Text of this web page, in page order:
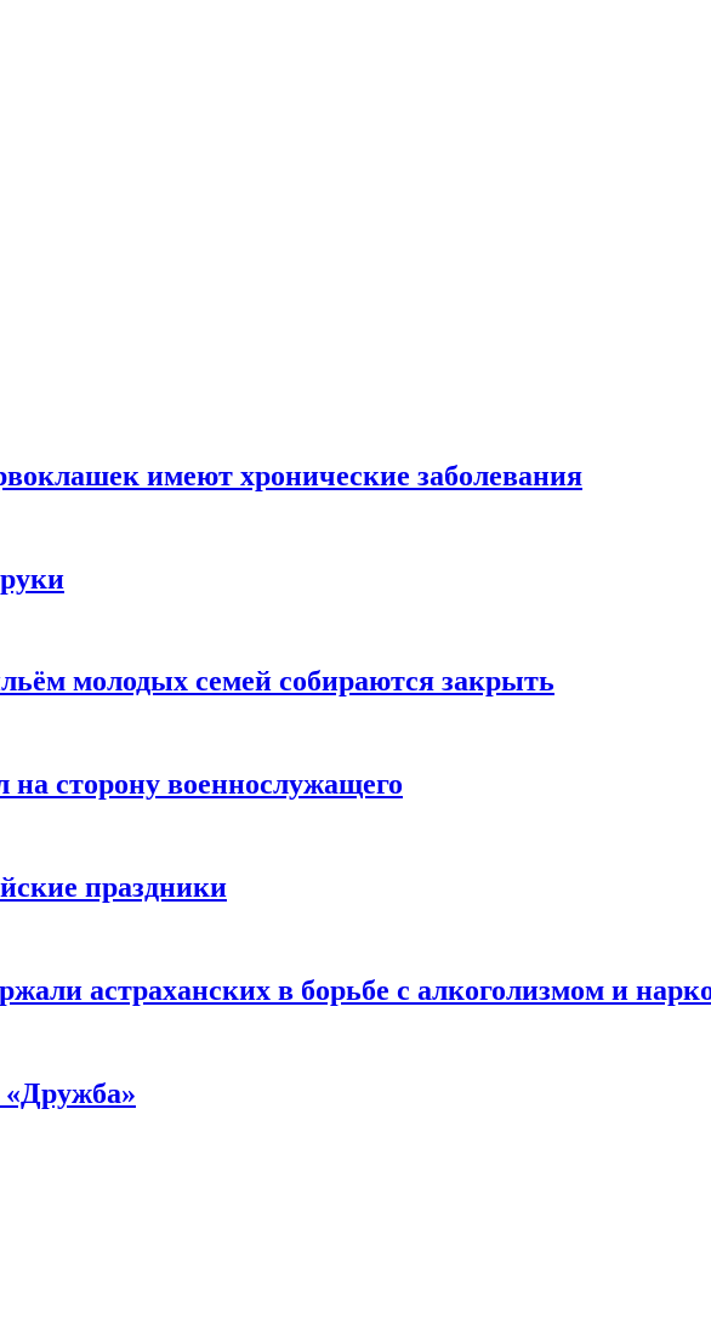
имеют хронические заболевания
молодых семей собираются закрыть
сторону военнослужащего
праздники
астраханских в борьбе с алкоголизмом и